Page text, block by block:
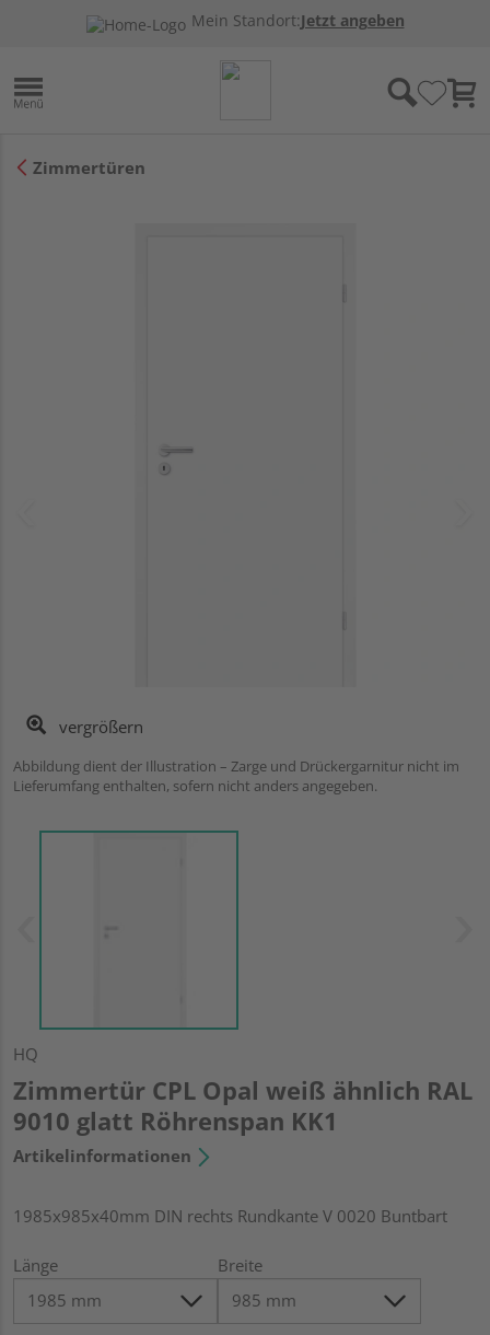
Mein Standort:Jetzt angeben
Zimmertüren
vergrößern
Abbildung dient der Illustration – Zarge und Drückergarnitur nicht im
Lieferumfang enthalten, sofern nicht anders angegeben.
HQ
Zimmertür CPL Opal weiß ähnlich RAL
9010 glatt Röhrenspan KK1
Artikelinformationen
1985x985x40mm DIN rechts Rundkante V 0020 Buntbart
Länge Breite